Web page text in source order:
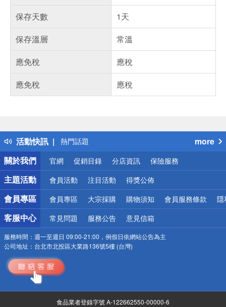
保存天數
1天
保存溫層
常溫
應免稅
應稅
應免稅
應稅
活動快訊
得獎公告
熱門話題
銀行優惠
偏遠地區配送
詐騙網頁！請小心！
more
關於我們
官網 促銷目錄 分店資訊 保險服務
主題活動 會員活動 注目活動 得獎公佈
會員專區 會員專區 大宗採購 購物須知 會員服務條款 隱
客服中心 常見問題 服務公告 意見信箱
服務時間： 週一至週日 09:00-21:00，例假日依網站公告為主
公司地址： 台北市北投區大業路136號5樓 (台灣)
食品業者登錄字號 A-122662550-00000-6